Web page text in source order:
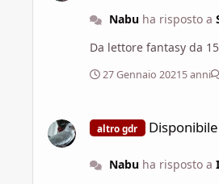
Nabuha risposto a
27 Gennaio 20215 anni
altro gdr
Nabuha risposto a